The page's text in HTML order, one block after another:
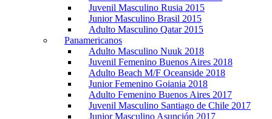
Juvenil Masculino Rusia 2015
Junior Masculino Brasil 2015
Adulto Masculino Qatar 2015
Panamericanos
Adulto Masculino Nuuk 2018
Juvenil Femenino Buenos Aires 2018
Adulto Beach M/F Oceanside 2018
Junior Femenino Goiania 2018
Adulto Femenino Buenos Aires 2017
Juvenil Masculino Santiago de Chile 2017
Junior Masculino Asunción 2017